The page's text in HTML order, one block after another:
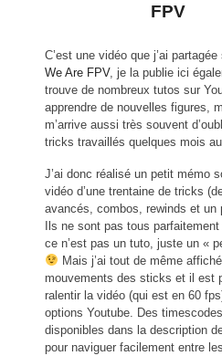
FPV
C’est une vidéo que j’ai partagée
We Are FPV, je la publie ici
trouve de nombreux tutos sur
apprendre de nouvelles figures,
m’arrive aussi très souvent
tricks travaillés quelques mois
J’ai donc réalisé un petit mémo
vidéo d’une trentaine de tricks
avancés, combos, rewinds et un
Ils ne sont pas tous
ce n’est pas un tuto, juste un «
Mais j’ai tout de même
mouvements des sticks et il est
ralentir la vidéo (qui est en 60
options Youtube. Des
disponibles dans la description
pour naviguer facilement entre